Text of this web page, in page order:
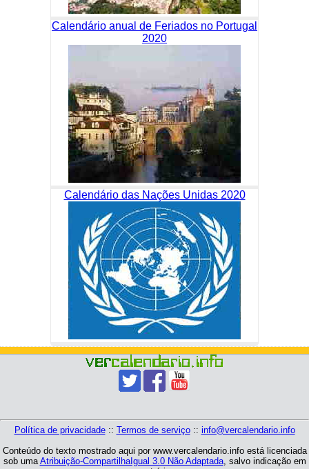
Calendário anual de Feriados no Portugal
2020
Calendário das Nações Unidas 2020
Política de privacidade:: Termos de serviço:: info@vercalendario.info
Conteúdo do texto mostrado aqui por www.vercalendario.info está licenciada
sob umaAtribuição-CompartilhaIgual 3.0 Não Adaptada, salvo indicação em